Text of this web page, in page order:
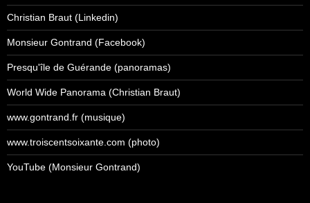
Christian Braut (Linkedin)
Monsieur Gontrand (Facebook)
Presqu'île de Guérande (panoramas)
World Wide Panorama (Christian Braut)
www.gontrand.fr (musique)
www.troiscentsoixante.com (photo)
YouTube (Monsieur Gontrand)